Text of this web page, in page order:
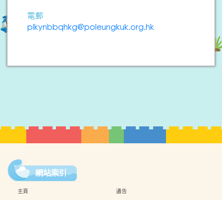
電郵
plkynbbqhkg@poleungkuk.org.hk
網站索引
主頁
通告